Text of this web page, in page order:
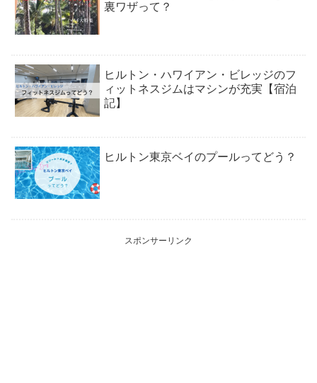
裏ワザって？
ヒルトン・ハワイアン・ビレッジのフ
ィットネスジムはマシンが充実【宿泊
記】
ヒルトン東京ベイのプールってどう？
スポンサーリンク